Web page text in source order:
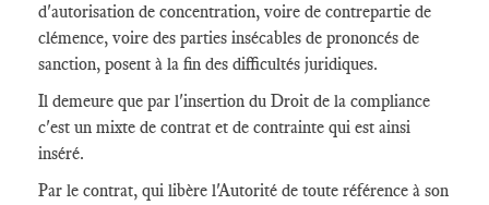
d'autorisation de concentration, voire de contrepartie de
clémence, voire des parties insécables de prononcés de
sanction, posent à la fin des difficultés juridiques.
Il demeure que par l'insertion du Droit de la compliance
c'est un mixte de contrat et de contrainte qui est ainsi
inséré.
Par le contrat, qui libère l'Autorité de toute référence à son